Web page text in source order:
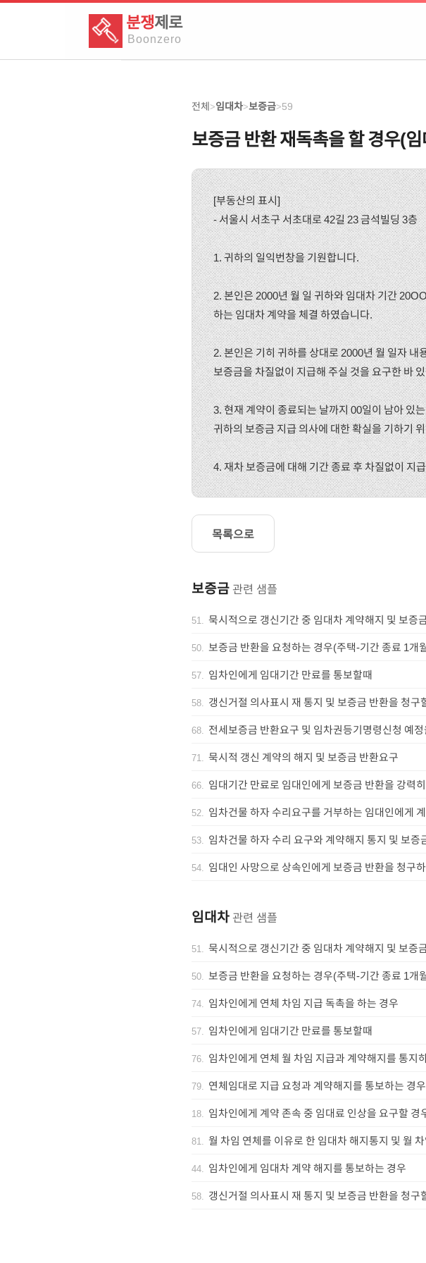
분쟁제로
Boonzero
전체>임대차>보증금>59
보증금 반환 재독촉을 할 경우(
[부동산의 표시]
- 서울시 서초구 서초대로 42길 23 금석빌딩 3층
1. 귀하의 일익번창을 기원합니다.
2. 본인은 2000년 월 일 귀하와 임대차 기간
하는 임대차 계약을 체결 하였습니다.
2. 본인은 기히 귀하를 상대로 2000년 월 일자
보증금을 차질없이 지급해 주실 것을 요구한 바
3. 현재 계약이 종료되는 날까지 00일이 남아 있
귀하의 보증금 지급 의사에 대한 확실을 기하기
4. 재차 보증금에 대해 기간 종료 후 차질없이 지
목록으로
보증금 관련 샘플
51. 묵시적으로 갱신기간 중 임대차 계약해지 및 보증
50. 보증금 반환을 요청하는 경우(주택-기간 종료 1개
57. 임차인에게 임대기간 만료를 통보할때
58. 갱신거절 의사표시 재 통지 및 보증금 반환을 청구
68. 전세보증금 반환요구 및 임차권등기명령신청 예
71. 묵시적 갱신 계약의 해지 및 보증금 반환요구
66. 임대기간 만료로 임대인에게 보증금 반환을 강력
52. 임차건물 하자 수리요구를 거부하는 임대인에게
53. 임차건물 하자 수리 요구와 계약해지 통지 및 보
54. 임대인 사망으로 상속인에게 보증금 반환을 청구
임대차 관련 샘플
51. 묵시적으로 갱신기간 중 임대차 계약해지 및 보증
50. 보증금 반환을 요청하는 경우(주택-기간 종료 1개
74. 임차인에게 연체 차임 지급 독촉을 하는 경우
57. 임차인에게 임대기간 만료를 통보할때
76. 임차인에게 연체 월 차임 지급과 계약해지를 통지
79. 연체임대로 지급 요청과 계약해지를 통보하는 경
18. 임차인에게 계약 존속 중 임대료 인상을 요구할 경
81. 월 차임 연체를 이유로 한 임대차 해지통지 및 월
44. 임차인에게 임대차 계약 해지를 통보하는 경우
58. 갱신거절 의사표시 재 통지 및 보증금 반환을 청구